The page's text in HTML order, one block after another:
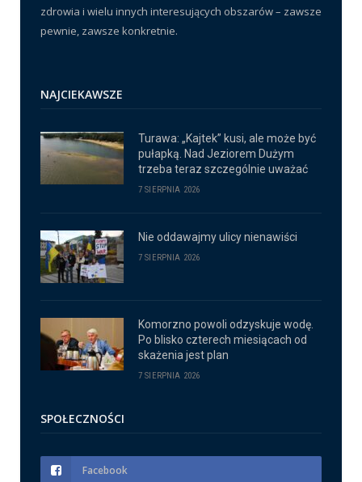
zdrowia i wielu innych interesujących obszarów – zawsze
pewnie, zawsze konkretnie.
NAJCIEKAWSZE
Turawa: „Kajtek” kusi, ale może być
pułapką. Nad Jeziorem Dużym
trzeba teraz szczególnie uważać
7 SIERPNIA 2026
Nie oddawajmy ulicy nienawiści
7 SIERPNIA 2026
Komorzno powoli odzyskuje wodę.
Po blisko czterech miesiącach od
skażenia jest plan
7 SIERPNIA 2026
SPOŁECZNOŚCI
Facebook